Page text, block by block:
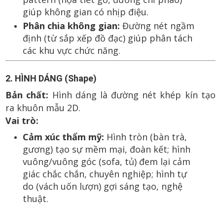
giúp không gian có nhịp điệu.
Phân chia không gian: Đường nét ngầm
định (từ sắp xếp đồ đạc) giúp phân tách
các khu vực chức năng.
2. HÌNH DÁNG (Shape)
Bản chất: Hình dáng là đường nét khép kín tạo
ra khuôn mẫu 2D.
Vai trò:
Cảm xúc thẩm mỹ: Hình tròn (bàn trà,
gương) tạo sự mềm mại, đoàn kết; hình
vuông/vuông góc (sofa, tủ) đem lại cảm
giác chắc chắn, chuyên nghiệp; hình tự
do (vách uốn lượn) gợi sáng tạo, nghệ
thuật.